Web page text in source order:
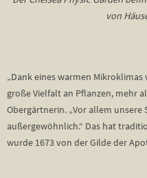
von
„Dank eines warmen
große Vielfalt an Pflanzen, mehr
Obergärtnerin. „Vor allem
außergewöhnlich.“ Das hat
wurde 1673 von der Gilde der